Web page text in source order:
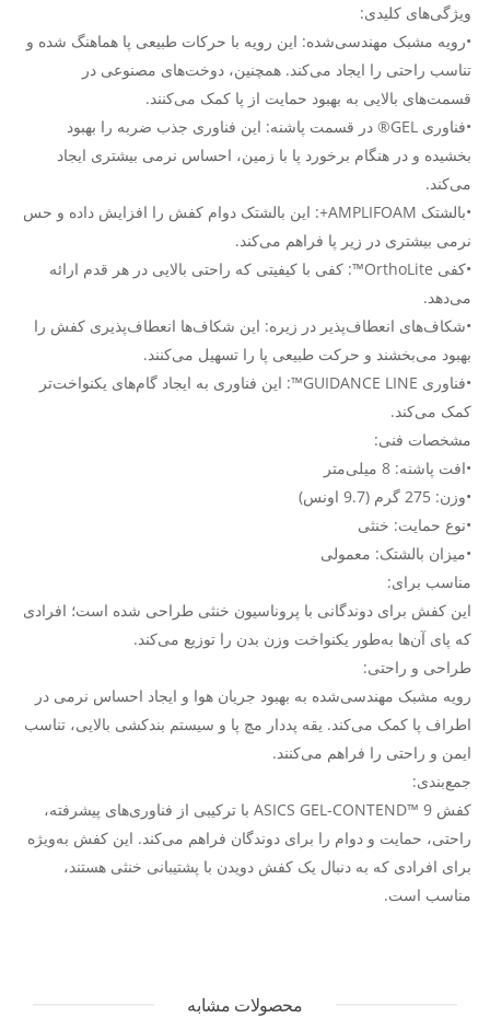
ویژگی‌های کلیدی:
•رویه مشبک مهندسی‌شده: این رویه با حرکات طبیعی پا هماهنگ شده و
تناسب راحتی را ایجاد می‌کند. همچنین، دوخت‌های مصنوعی در
قسمت‌های بالایی به بهبود حمایت از پا کمک می‌کنند.
•فناوری GEL® در قسمت پاشنه: این فناوری جذب ضربه را بهبود
بخشیده و در هنگام برخورد پا با زمین، احساس نرمی بیشتری ایجاد
می‌کند.
•بالشتک AMPLIFOAM+: این بالشتک دوام کفش را افزایش داده و حس
نرمی بیشتری در زیر پا فراهم می‌کند.
•کفی OrthoLite™: کفی با کیفیتی که راحتی بالایی در هر قدم ارائه
می‌دهد.
•شکاف‌های انعطاف‌پذیر در زیره: این شکاف‌ها انعطاف‌پذیری کفش را
بهبود می‌بخشند و حرکت طبیعی پا را تسهیل می‌کنند.
•فناوری GUIDANCE LINE™: این فناوری به ایجاد گام‌های یکنواخت‌تر
کمک می‌کند.
مشخصات فنی:
•افت پاشنه: 8 میلی‌متر
•وزن: 275 گرم (9.7 اونس)
•نوع حمایت: خنثی
•میزان بالشتک: معمولی
مناسب برای:
این کفش برای دوندگانی با پروناسیون خنثی طراحی شده است؛ افرادی
که پای آن‌ها به‌طور یکنواخت وزن بدن را توزیع می‌کند.
طراحی و راحتی:
رویه مشبک مهندسی‌شده به بهبود جریان هوا و ایجاد احساس نرمی در
اطراف پا کمک می‌کند. یقه پددار مچ پا و سیستم بندکشی بالایی، تناسب
ایمن و راحتی را فراهم می‌کنند.
جمع‌بندی:
کفش ASICS GEL-CONTEND™ 9 با ترکیبی از فناوری‌های پیشرفته،
راحتی، حمایت و دوام را برای دوندگان فراهم می‌کند. این کفش به‌ویژه
برای افرادی که به دنبال یک کفش دویدن با پشتیبانی خنثی هستند،
مناسب است.
محصولات مشابه